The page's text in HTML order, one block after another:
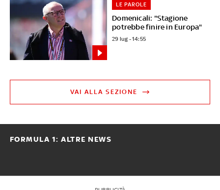
Domenicali: "Stagione
potrebbe finire in Europa"
LE PAROLE
29 lug - 14:55
VAI ALLA SEZIONE
FORMULA 1: ALTRE NEWS